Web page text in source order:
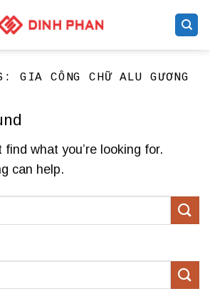
GIA CÔNG CHỮ ALU GƯƠNG
find what you’re looking for.
can help.